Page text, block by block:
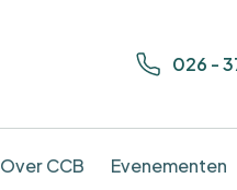
026 -
Over CCB Evenementen